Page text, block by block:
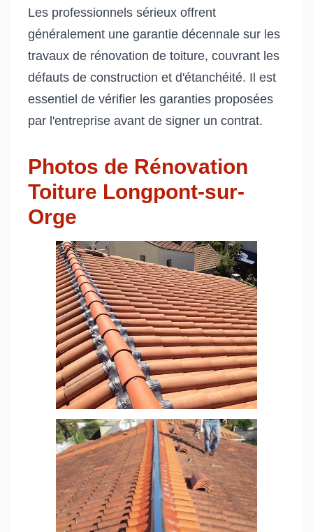
Les professionnels sérieux offrent
généralement une garantie décennale sur les
travaux de rénovation de toiture, couvrant les
défauts de construction et d'étanchéité. Il est
essentiel de vérifier les garanties proposées
par l'entreprise avant de signer un contrat.
Photos de Rénovation
Toiture Longpont-sur-
Orge